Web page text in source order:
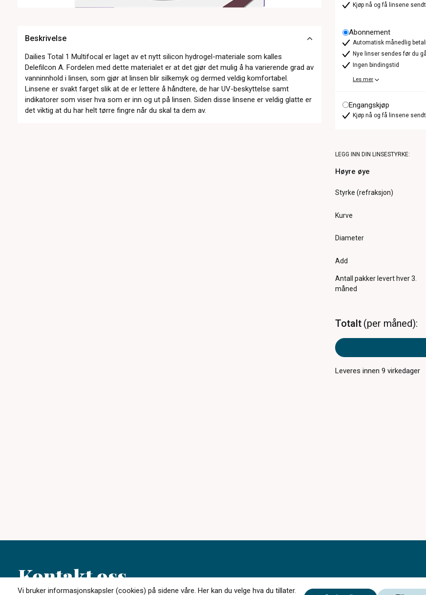
Beskrivelse
Dailies Total 1 Multifocal er laget av et nytt silicon hydrogel-materiale som kalles
Delefilcon A. Fordelen med dette materialet er at det gjør det mulig å ha varierende grad av
vanninnhold i linsen, som gjør at linsen blir silkemyk og dermed veldig komfortabel.
Linsene er svakt farget slik at de er lettere å håndtere, de har UV-beskyttelse samt
indikatorer som viser hva som er inn og ut på linsen. Siden disse linsene er veldig glatte er
det viktig at du har helt tørre fingre når du skal ta dem av.
Kjøp nå og få linsene
Abonnement
Automatisk månedlig
Nye linser sendes før du
Ingen bindingstid
Les mer
Engangskjøp
Kjøp nå og få linsene
LEGG INN DIN LINSESTYRKE:
Høyre øye
Styrke (refraksjon)
Kurve
Diameter
Add
Antall pakker levert hver 3.
måned
Totalt per måned
Leveres innen9 virkedager
Kontakt oss
Vi bruker informasjonskapsler (cookies) på sidene våre. Her kan du velge hva du tillater.